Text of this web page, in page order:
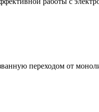
переходом от